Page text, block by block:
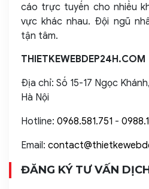
cáo trực tuyến cho nhiều
vực khác nhau. Đội ngũ
tận tâm.
THIETKEWEBDEP24H.COM
Địa chỉ: Số 15-17 Ngọc
Hà Nội
Hotline: 0968.581.751 -
Email:
ĐĂNG KÝ TƯ VẤN